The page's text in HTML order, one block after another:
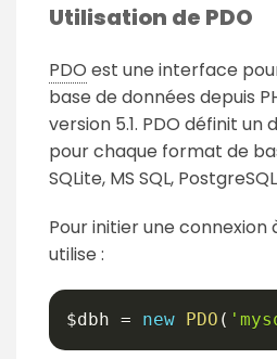
Utilisation de PDO
PDO est une interface
base de données depuis
version 5.1. PDO définit un
pour chaque format de
SQLite, MS SQL,
Pour initier une connexion
utilise :
$dbh = new PDO (